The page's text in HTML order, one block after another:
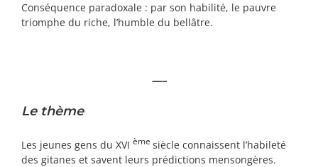
Conséquence paradoxale : par son habilité, le pauvre
triomphe du riche, l’humble du bellâtre.
—–
Le thème
Les jeunes gens du XVI ème siècle connaissent l’habileté
des gitanes et savent leurs prédictions mensongères.